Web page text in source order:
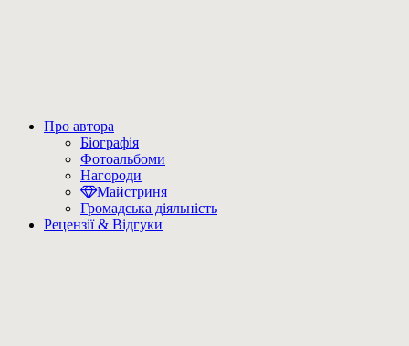
Про автора
Біографія
Фотоальбоми
Нагороди
Майстриня
Громадська діяльність
Рецензії & Відгуки